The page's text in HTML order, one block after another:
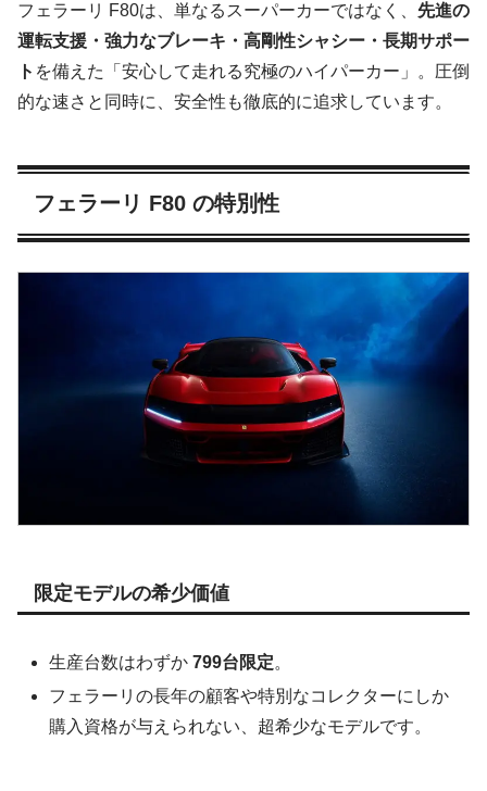
フェラーリ F80は、単なるスーパーカーではなく、 先進の
運転支援・強力なブレーキ・高剛性シャシー・長期サポー
ト を備えた「安心して走れる究極のハイパーカー」。圧倒
的な速さと同時に、安全性も徹底的に追求しています。
フェラーリ F80 の特別性
限定モデルの希少価値
生産台数はわずか799台限定。
フェラーリの長年の顧客や特別なコレクターにしか
購入資格が与えられない、超希少なモデルです。